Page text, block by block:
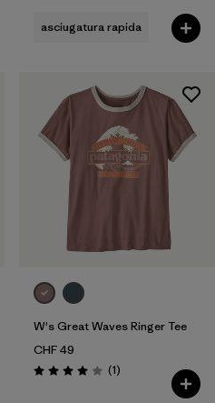
asciugatura rapida
W's Great Waves Ringer Tee
CHF 49
Valutazione: 4.0 / 5
(1Recensioni
)